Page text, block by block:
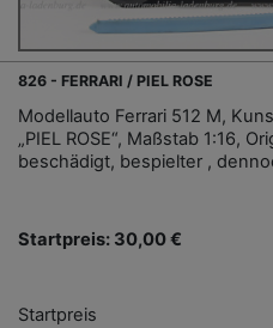
826 - FERRARI / PIEL ROSE
Modellauto Ferrari 512 M,
„PIEL ROSE“, Maßstab 1:16,
beschädigt, bespielter ,
Startpreis: 30,00 €
Startpreis